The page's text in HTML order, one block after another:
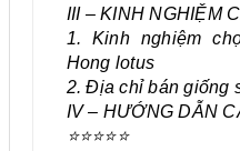
III – KINH NGHIỆM
1. Kinh nghiệm
Hong lotus
2. Địa chỉ bán giống
IV – HƯỚNG DẪN
⭐⭐⭐⭐⭐